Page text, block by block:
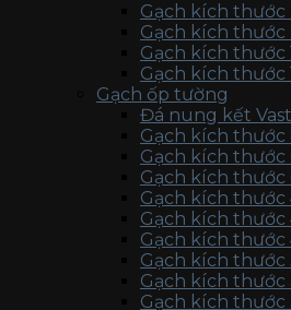
Gạch kích thước
Gạch kích thước
Gạch kích thước
Gạch kích thước
Gạch ốp tường
Đá nung kết
Gạch kích thước
Gạch kích thước
Gạch kích thước
Gạch kích thước
Gạch kích thước
Gạch kích thước
Gạch kích thước
Gạch kích thước
Gạch kích thước